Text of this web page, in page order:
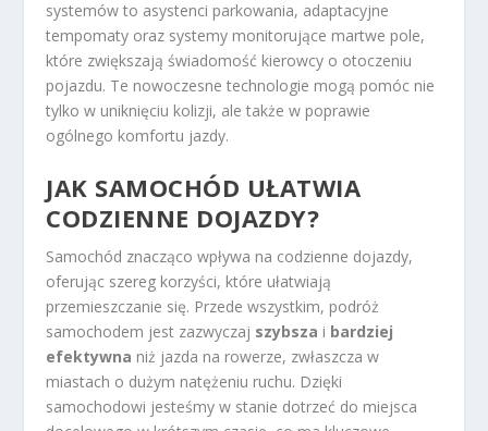
systemów to asystenci parkowania, adaptacyjne
tempomaty oraz systemy monitorujące martwe pole,
które zwiększają świadomość kierowcy o otoczeniu
pojazdu. Te nowoczesne technologie mogą pomóc nie
tylko w uniknięciu kolizji, ale także w poprawie
ogólnego komfortu jazdy.
JAK SAMOCHÓD UŁATWIA
CODZIENNE DOJAZDY?
Samochód znacząco wpływa na codzienne dojazdy,
oferując szereg korzyści, które ułatwiają
przemieszczanie się. Przede wszystkim, podróż
samochodem jest zazwyczaj szybsza i bardziej
efektywna niż jazda na rowerze, zwłaszcza w
miastach o dużym natężeniu ruchu. Dzięki
samochodowi jesteśmy w stanie dotrzeć do miejsca